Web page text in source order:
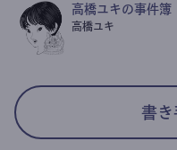
高橋ユキの事件簿
高橋ユキ
書き